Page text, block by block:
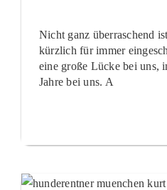
Nicht ganz überraschend
kürzlich für immer
eine große Lücke bei uns,
Jahre bei uns. A